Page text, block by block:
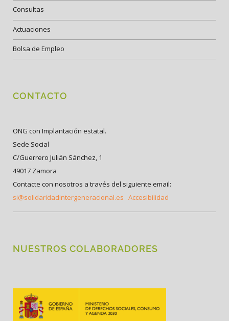
Consultas
Actuaciones
Bolsa de Empleo
CONTACTO
ONG con Implantación estatal.
Sede Social
C/Guerrero Julián Sánchez, 1
49017 Zamora
Contacte con nosotros a través del siguiente email:
si@solidaridadintergeneracional.es Accesibilidad
NUESTROS COLABORADORES